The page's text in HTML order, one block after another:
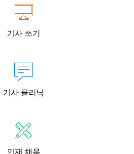
기사 쓰기
기사 클리닉
인재 채용